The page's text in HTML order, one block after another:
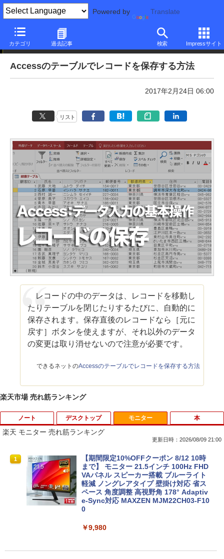
Powered by Translate
カテゴリ 過去記事 検索 Impressサイト
本日のできるネット
Accessのテーブルでレコードを保存する方法
2017年2月24日 06:00
リスト
レコードの中のデータは、レコードを移動し
たりテーブルを閉じたりするたびに、自動的に
保存されます。保存直後のレコードなら［元に
戻す］ボタンを使えますが、それ以外のデータ
の変更は取り消せないので注意が必要です。
できるネットのAccessのテーブルでレコードを保存する方法
楽天市場 売れ筋ランキング
ノート
1
【期間限定 ポイントUP＆クーポン配
布】 Lenovo Chromebook Duet EDU G
2 2in1 ノートパソコン 83HKS00M00 Ch
romeOS MediaTek Kompanio 838 メモ
リ4GB eMMC64GB 10.95インチ タッチ
対応 再生品Sランク
デスクトップ
1
【送料無料】ETC: hp ProDesk 400 G6
Desktop Mini PC Core i5-10500T 2.30
GHz /メモリ16GB /SSD256GB/HDD500
GB/無線LAN/光学ドライブ付き/ 【Wind
ows11】WPS Office付き /超小型 中古デ
スクトップパソコン 【3ケ月保証】 ＆
おまけ付き（中古USB式キーボートとマ
モニター
楽天 モニター 売れ筋ランキング
更新日時：2026/08/09 21:00
1
【期間限定10%OFFクーポン 8/12 10時
まで】 モニター 21.5インチ 100Hz FHD
VAパネル スピーカー搭載 ブルーライト
軽減 ノングレアタイプ 壁掛け対応 省ス
ペース 角度調整 高視野角 178° Adaptiv
e-Sync対応 MAXZEN MJM22CH03-F10
0
￥9,980
本